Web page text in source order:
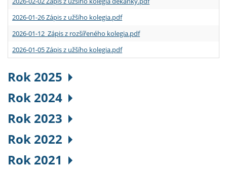
2026-01-26 Zápis z užšího kolegia.pdf
2026-01-12 Zápis z rozšířeného kolegia.pdf
2026-01-05 Zápis z užšího kolegia.pdf
Rok 2025
Rok 2024
Rok 2023
Rok 2022
Rok 2021